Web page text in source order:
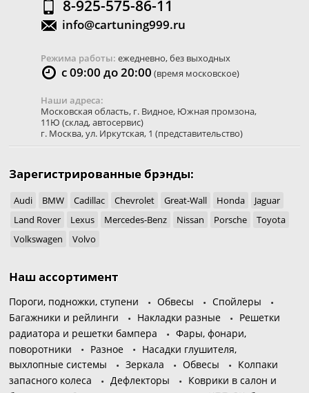
8-925-575-86-11
info@cartuning999.ru
Режима работы: ежедневно, без выходных
с 09:00 до 20:00 (время московское)
Наши адреса:
Московская область, г. Видное, Южная промзона,
11Ю (склад, автосервис)
г. Москва,ул. Иркутская, 1 (представительство)
Зарегистрированные брэнды:
Audi BMW Cadillac Chevrolet Great-Wall Honda
Jaguar
Land Rover
Lexus Mercedes-Benz Nissan Porsche
Toyota
Volkswagen
Volvo
Наш ассортимент
Пороги, подножки, ступени Обвесы
Спойлеры
Багажники и рейлинги
Накладки разные
Решетки
радиатора и решетки бампера
Фары, фонари,
поворотники
Разное
Насадки глушителя,
выхлопные системы
Зеркала Обвесы
Колпаки
запасного колеса
Дефлекторы
Коврики в салон и